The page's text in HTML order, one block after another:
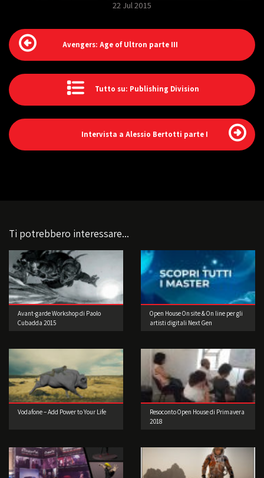
22 Jul 2015
Avengers: Age of Ultron parte III
Tutto su: Publishing Division
Intervista a Alessio Bertotti parte I
Ti potrebbero interessare...
Avant-garde Workshop di Paolo
Cubadda 2015
Open House On site & On line per gli
artisti digitali Next Gen
Vodafone – Add Power to Your Life
Resoconto Open House di Primavera
2018